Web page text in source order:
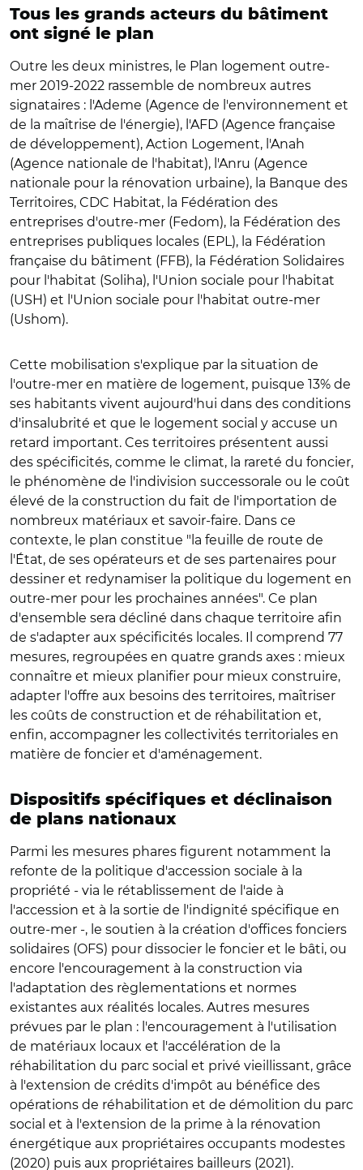
Tous les grands acteurs du bâtiment
ont signé le plan
Outre les deux ministres, le Plan logement outre-
mer 2019-2022 rassemble de nombreux autres
signataires : l'Ademe (Agence de l'environnement et
de la maîtrise de l'énergie), l'AFD (Agence française
de développement), Action Logement, l'Anah
(Agence nationale de l'habitat), l'Anru (Agence
nationale pour la rénovation urbaine), la Banque des
Territoires, CDC Habitat, la Fédération des
entreprises d'outre-mer (Fedom), la Fédération des
entreprises publiques locales (EPL), la Fédération
française du bâtiment (FFB), la Fédération Solidaires
pour l'habitat (Soliha), l'Union sociale pour l'habitat
(USH) et l'Union sociale pour l'habitat outre-mer
(Ushom).
Cette mobilisation s'explique par la situation de
l'outre-mer en matière de logement, puisque 13% de
ses habitants vivent aujourd'hui dans des conditions
d'insalubrité et que le logement social y accuse un
retard important. Ces territoires présentent aussi
des spécificités, comme le climat, la rareté du foncier,
le phénomène de l'indivision successorale ou le coût
élevé de la construction du fait de l'importation de
nombreux matériaux et savoir-faire. Dans ce
contexte, le plan constitue "la feuille de route de
l'État, de ses opérateurs et de ses partenaires pour
dessiner et redynamiser la politique du logement en
outre-mer pour les prochaines années". Ce plan
d'ensemble sera décliné dans chaque territoire afin
de s'adapter aux spécificités locales. Il comprend 77
mesures, regroupées en quatre grands axes : mieux
connaître et mieux planifier pour mieux construire,
adapter l'offre aux besoins des territoires, maîtriser
les coûts de construction et de réhabilitation et,
enfin, accompagner les collectivités territoriales en
matière de foncier et d'aménagement.
Dispositifs spécifiques et déclinaison
de plans nationaux
Parmi les mesures phares figurent notamment la
refonte de la politique d'accession sociale à la
propriété - via le rétablissement de l'aide à
l'accession et à la sortie de l'indignité spécifique en
outre-mer -, le soutien à la création d'offices fonciers
solidaires (OFS) pour dissocier le foncier et le bâti, ou
encore l'encouragement à la construction via
l'adaptation des règlementations et normes
existantes aux réalités locales. Autres mesures
prévues par le plan : l'encouragement à l'utilisation
de matériaux locaux et l'accélération de la
réhabilitation du parc social et privé vieillissant, grâce
à l'extension de crédits d'impôt au bénéfice des
opérations de réhabilitation et de démolition du parc
social et à l'extension de la prime à la rénovation
énergétique aux propriétaires occupants modestes
(2020) puis aux propriétaires bailleurs (2021).